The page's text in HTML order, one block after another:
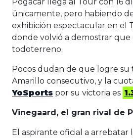
únicamente, pero habiendo
exhibición espectacular en el
donde volvió a demostrar que
todoterreno.
Pocos dudan de que logre
Amarillo consecutivo, y la
YoSports por su victoria es
Vinegaard, el gran rival de
El aspirante oficial a arrebatar